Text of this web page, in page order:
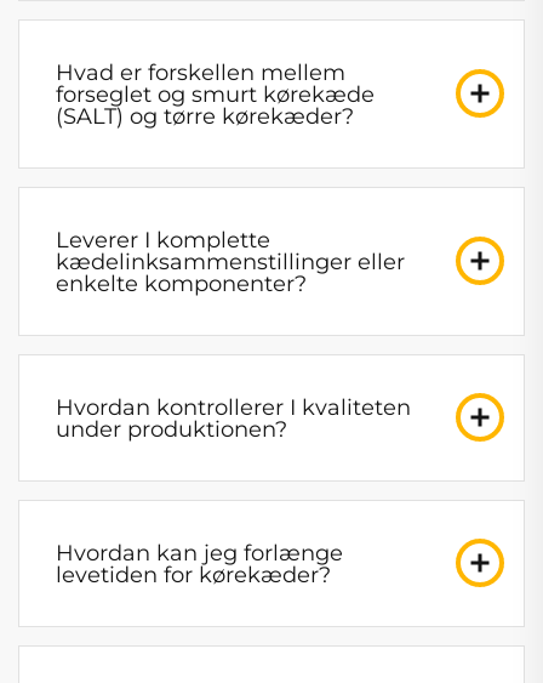
Hvad er forskellen mellem
forseglet og smurt kørekæde
(SALT) og tørre kørekæder?
Leverer I komplette
kædelinksammenstillinger eller
enkelte komponenter?
Hvordan kontrollerer I kvaliteten
under produktionen?
Hvordan kan jeg forlænge
levetiden for kørekæder?